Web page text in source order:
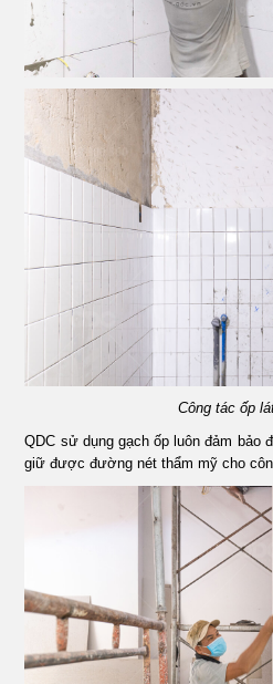
Công tác ốp
QDC sử dụng gạch ốp luôn đảm bảo
giữ được đường nét thẩm mỹ cho